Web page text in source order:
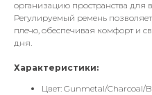
организацию пространства для
Регулируемый ремень
плечо, обеспечивая комфорт и
дня.
Характеристики:
Цвет: Gunmetal/Charcoal/